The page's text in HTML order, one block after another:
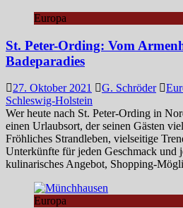
Europa
St. Peter-Ording: Vom
Badeparadies
27. Oktober 2021 G. Schröder
Schleswig-Holstein
Wer heute nach St. Peter-Ording in
einen Urlaubsort, der seinen Gästen
Fröhliches Strandleben, vielseitige
Unterkünfte für jeden Geschmack und
kulinarisches Angebot, Shopping-
Europa